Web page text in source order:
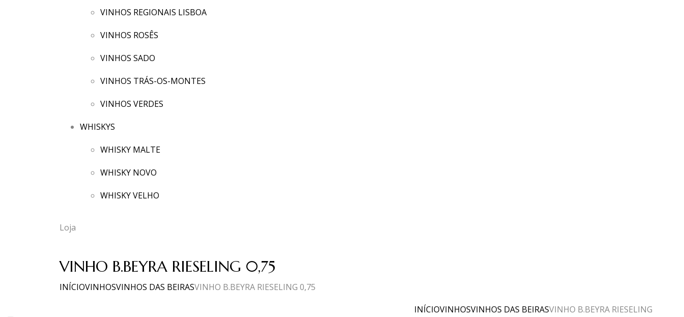
VINHOS REGIONAIS LISBOA
VINHOS ROSÊS
VINHOS SADO
VINHOS TRÁS-OS-MONTES
VINHOS VERDES
WHISKYS
WHISKY MALTE
WHISKY NOVO
WHISKY VELHO
Loja
VINHO B.BEYRA RIESELING 0,75
INÍCIOVINHOSVINHOS DAS BEIRASVINHO B.BEYRA RIESELING 0,75
INÍCIOVINHOSVINHOS DAS BEIRASVINHO B.BEYRA RIESELING